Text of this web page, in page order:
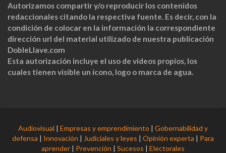
Autorizamos compartir y/o reproducir los contenidos
redaccionales citando la respectiva fuente. Es decir, con la
condición de colocar en la información la correspondiente
dirección url del material utilizado de nuestra publicación
DobleLlave.com
Esta autorización incluye el uso de videos propios, los
cuales tienen visible un ícono, logo o marca de agua.
Audiovisual | Empresas y emprendimiento | Gobernabilidad y
defensa | Innovación | Judiciales y leyes | Opinión experta | Para
aprender | Prevención | Sucesos | Electorales